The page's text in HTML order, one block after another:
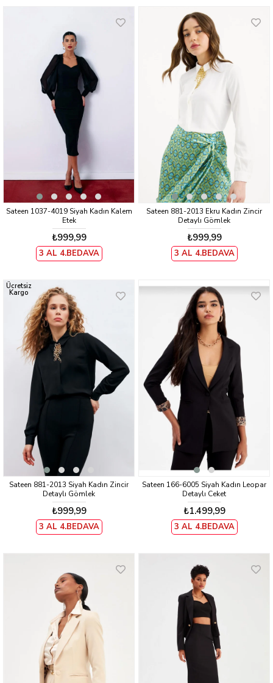
Sateen 1037-4019 Siyah Kadın Kalem
Etek
₺999,99
3 AL 4.BEDAVA
Sateen 881-2013 Ekru Kadın Zincir
Detaylı Gömlek
₺999,99
3 AL 4.BEDAVA
Sateen 881-2013 Siyah Kadın Zincir
Detaylı Gömlek
₺999,99
3 AL 4.BEDAVA
Ücretsiz
Kargo
Sateen 166-6005 Siyah Kadın Leopar
Detaylı Ceket
₺1.499,99
3 AL 4.BEDAVA